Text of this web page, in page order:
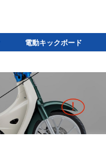
電動キックボード